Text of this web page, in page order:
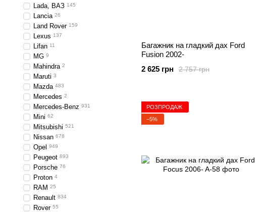
Багажник на гладкий дах Ford
Fusion 2002-
2 757 грн
2 625 грн
РОЗПРОДАЖ
−5%
Lada, ВАЗ 145
Lancia 26
Land Rover 159
Lexus 137
Lifan 11
MG 9
Mahindra 2
Maruti 3
Mazda 483
Mercedes 2
Mercedes-Benz 931
Mini 62
Mitsubishi 521
Nissan 678
Opel 949
Peugeot 893
Porsche 76
Proton 4
RAM 25
Renault 834
Rover 55